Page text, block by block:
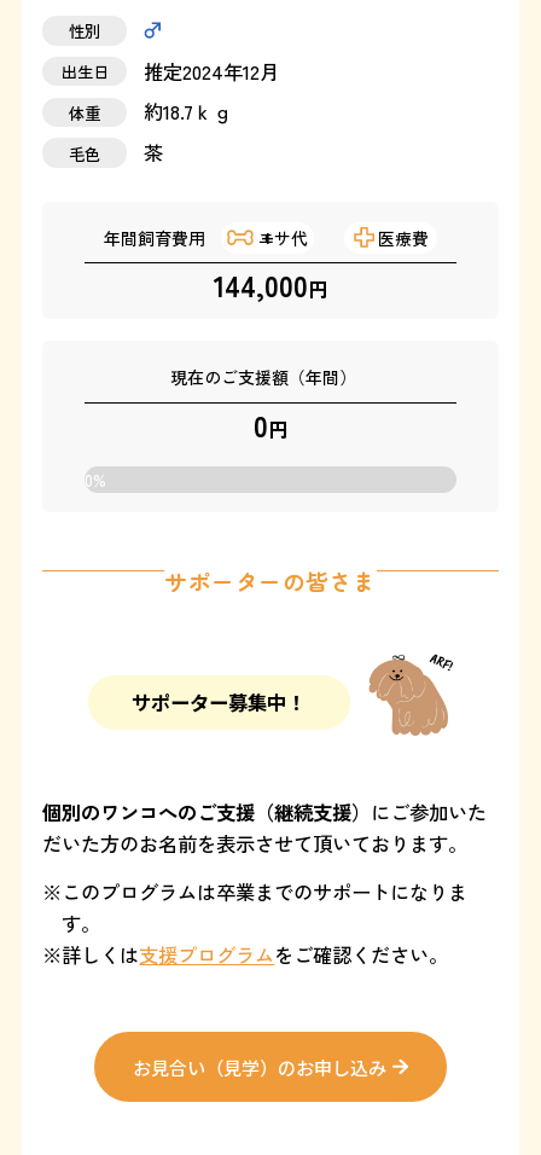
運営：藤和那須リゾート株式会社
性別
出生日
推定2024年12月
体重 約18.7ｋｇ
毛色 茶
年間飼育費用 エサ代 医療費
144,000円
現在のご支援額（年間）
0円
0%
サポーターの皆さま
サポーター募集中！
個別のワンコへのご支援（継続支援） にご参加いた
だいた方のお名前を表示させて頂いております。
このプログラムは卒業までのサポートになりま
す。
詳しくは支援プログラムをご確認ください。
お見合い（見学）のお申し込み